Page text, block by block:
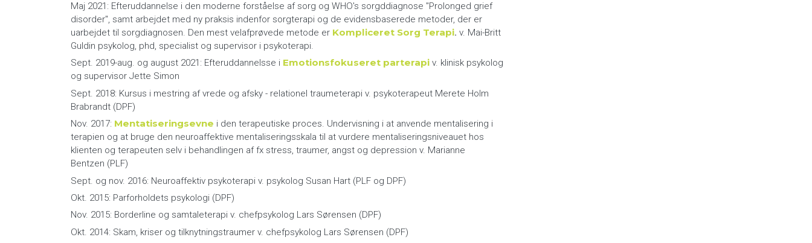
Maj 2021: Efteruddannelse i den moderne forståelse af sorg og WHO's sorgddiagnose "Prolonged grief
disorder", samt arbejdet med ny praksis indenfor sorgterapi og de evidensbaserede metoder, der er
uarbejdet til sorgdiagnosen. Den mest velafprøvede metode er Kompliceret Sorg Terapi. v. Mai-Britt
Guldin psykolog, phd, specialist og supervisor i psykoterapi.
Sept. 2019-aug. og august 2021: Efteruddannelsse i Emotionsfokuseret parterapi v. klinisk psykolog
og supervisor Jette Simon
Sept. 2018: Kursus i mestring af vrede og afsky - relationel traumeterapi v. psykoterapeut Merete Holm
Brabrandt (DPF)
Nov. 2017: Mentatiseringsevne i den terapeutiske proces. Undervisning i at anvende mentalisering i
terapien og at bruge den neuroaffektive mentaliseringsskala til at vurdere mentaliseringsniveauet hos
klienten og terapeuten selv i behandlingen af fx stress, traumer, angst og depression v. Marianne
Bentzen (PLF)
Sept. og nov. 2016: Neuroaffektiv psykoterapi v. psykolog Susan Hart (PLF og DPF)
Okt. 2015: Parforholdets psykologi (DPF)
Nov. 2015: Borderline og samtaleterapi v. chefpsykolog Lars Sørensen (DPF)
Okt. 2014: Skam, kriser og tilknytningstraumer v. chefpsykolog Lars Sørensen (DPF)